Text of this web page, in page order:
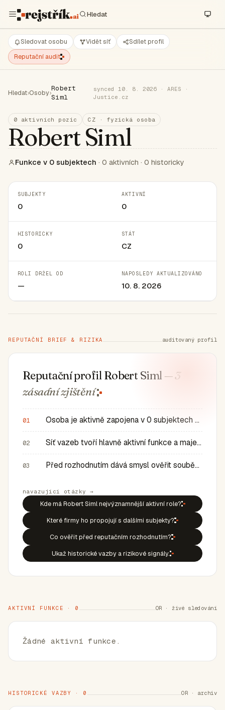
Sledovat osobu Vidět síť
Sdílet profil
Reputační audit
Hledat›Osoby›
Robert
Siml
synced 10. 8. 2026 · ARES ·
Justice.cz
0 aktivních pozic CZ · fyzická osoba
Robert Siml
Funkce v 0 subjektech · 0 aktivních · 0 historicky
SUBJEKTY
0
AKTIVNÍ
0
HISTORICKY
0
STÁT
CZ
ROLI DRŽEL OD
—
NAPOSLEDY AKTUALIZOVÁNO
10. 8. 2026
REPUTAČNÍ BRIEF & RIZIKA auditovaný profil
Reputační profil Robert Siml— 3
zásadnízjištění
01 Osoba je aktivně zapojena v 0 subjektech a má 0 historic…
02 Síť vazeb tvoří hlavně aktivní funkce a majetkové role v…
03 Před rozhodnutím dává smysl ověřit souběh rolí, historic…
navazující otázky →
Kde má Robert Siml nejvýznamnější aktivní role?
Které firmy ho propojují s dalšími subjekty?
Co ověřit před reputačním rozhodnutím?
Ukaž historické vazby a rizikové signály.
AKTIVNÍ FUNKCE · 0 OR · živé sledování
Žádné aktivní funkce.
HISTORICKÉ VAZBY · 0 OR · archiv